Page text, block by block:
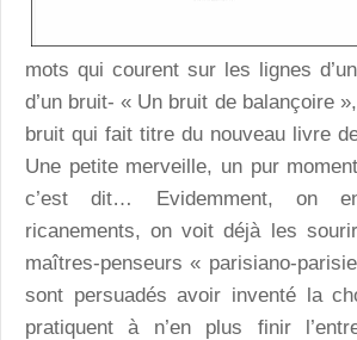
mots qui courent sur les lignes
d’un bruit- « Un bruit de balançoire
bruit qui fait titre du nouveau livre
Une petite merveille, un pur
c’est dit… Evidemment, on
ricanements, on voit déjà les
maîtres-penseurs « parisiano-
sont persuadés avoir inventé la
pratiquent à n’en plus finir